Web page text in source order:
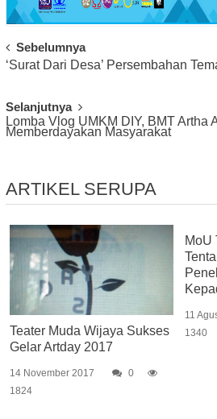
Post
Navigation
Sebelumnya
‘Surat Dari Desa’ Persembahan
Selanjutnya
Lomba Vlog UMKM DIY, BMT Artha
Memberdayakan Masyarakat
ARTIKEL SERUPA
Teater Muda Wijaya Sukses
Gelar Artday 2017
14 November 2017
0
1824
MoU
11
1340